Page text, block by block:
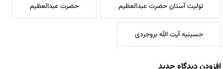
تولیت آستان حضرت عبدالعظیم حضرت عبدالعظیم
حسینیه آیت الله بروجردی